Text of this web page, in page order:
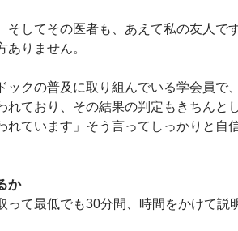
そしてその医者も、あえて私の友人で
りません。
ックの普及に取り組んでいる学会員で
ており、その結果の判定もきちんと
ています」そう言ってしっかりと自
か
て最低でも30分間、時間をかけて説